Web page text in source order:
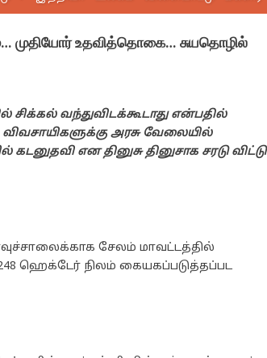
முதியோர் உதவித்தொகை… சுயதொழில்
வந்துவிடக்கூடாது என்பதில்
அரசு வேலையில்
என தினுசு தினுசாக சரடு விட்டு
சேலம் மாவட்டத்தில்
ஹெக்டேர் நிலம் கையகப்படுத்தப்பட